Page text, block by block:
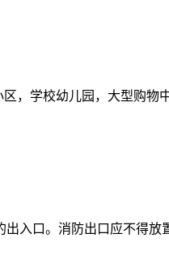
，学校幼儿园，大型购物
入口。消防出口应不得放